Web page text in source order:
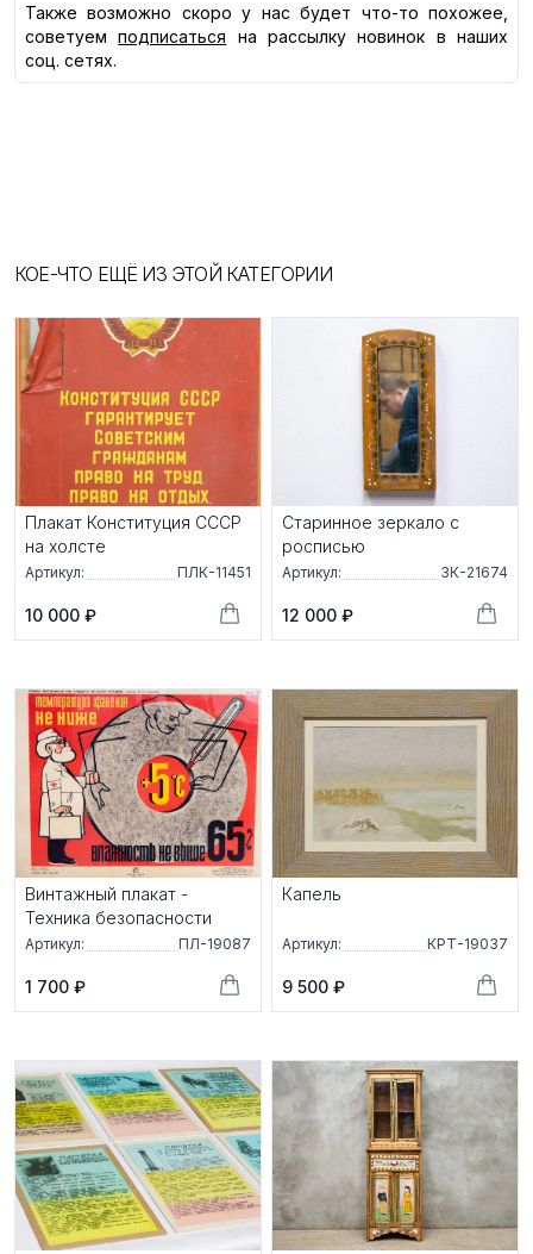
Также возможно скоро у нас будет что-то похожее,
советуем
подписаться
на рассылку новинок в наших
соц. сетях.
КОЕ-ЧТО ЕЩЁ ИЗ ЭТОЙ КАТЕГОРИИ
Плакат Конституция СССР
на холсте
Артикул: ПЛК-11451
10 000 ₽
Старинное зеркало с
росписью
Артикул: ЗК-21674
12 000 ₽
Винтажный плакат -
Техника безопасности
Артикул: ПЛ-19087
1 700 ₽
Капель
Артикул: КРТ-19037
9 500 ₽